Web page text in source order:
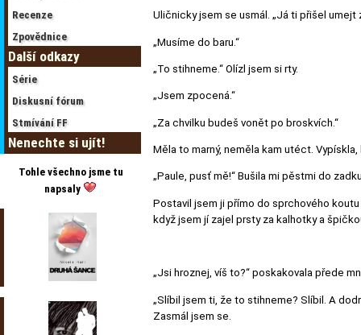
Recenze
Zpovědnice
Další odkazy
Série
Diskusní fórum
Stmívání FF
Nenechte si ujít!
Tohle všechno jsme tu
napsaly
Uličnicky jsem se usmál. „Já ti přišel umejt
„Musíme do baru.“
„To stihneme.“ Olízl jsem si rty.
„Jsem zpocená.“
„Za chvilku budeš vonět po broskvích.“
Měla to marný, neměla kam utéct.
„Paule, pusť mě!“ Bušila mi pěstmi do
Postavil jsem ji přímo do sprchového
když jsem jí zajel prsty za kalhotky a
„Jsi hroznej, víš to?“ poskakovala přede
„Slíbil jsem ti, že to stihneme? Slíbil. A
Zasmál jsem se.